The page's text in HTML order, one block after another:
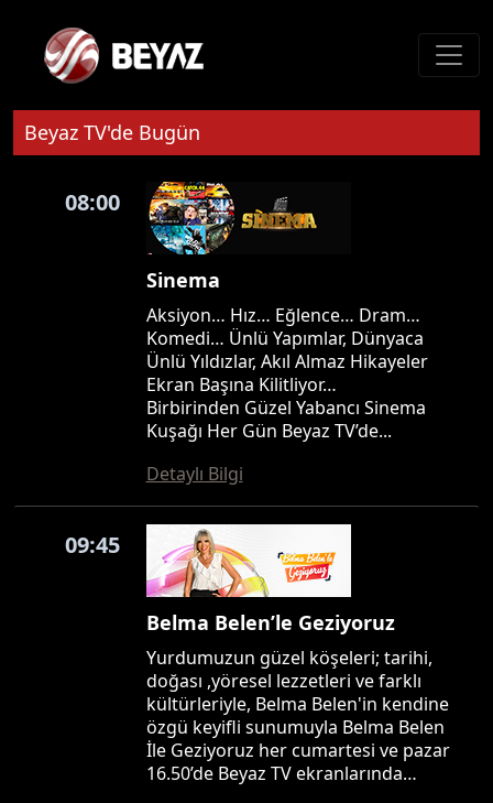
Beyaz TV'de Bugün
08:00
Sinema
Aksiyon… Hız… Eğlence… Dram…
Komedi… Ünlü Yapımlar, Dünyaca
Ünlü Yıldızlar, Akıl Almaz Hikayeler
Ekran Başına Kilitliyor…
Birbirinden Güzel Yabancı Sinema
Kuşağı Her Gün Beyaz TV’de...
Detaylı Bilgi
09:45
Belma Belen’le Geziyoruz
Yurdumuzun güzel köşeleri; tarihi,
doğası ,yöresel lezzetleri ve farklı
kültürleriyle, Belma Belen'in kendine
özgü keyifli sunumuyla Belma Belen
İle Geziyoruz her cumartesi ve pazar
16.50’de Beyaz TV ekranlarında…